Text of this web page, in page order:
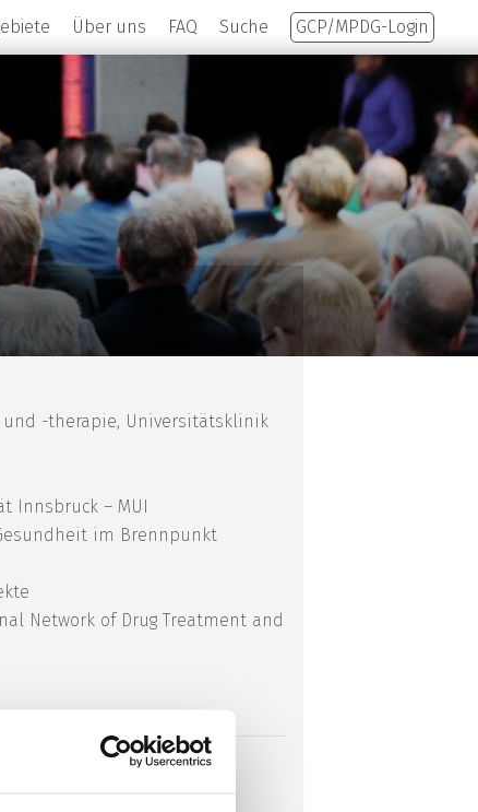
Über uns FAQ Suche GCP/MPDG-Login
und -therapie, Universitätsklinik
Innsbruck – MUI
im Brennpunkt
Network of Drug Treatment and